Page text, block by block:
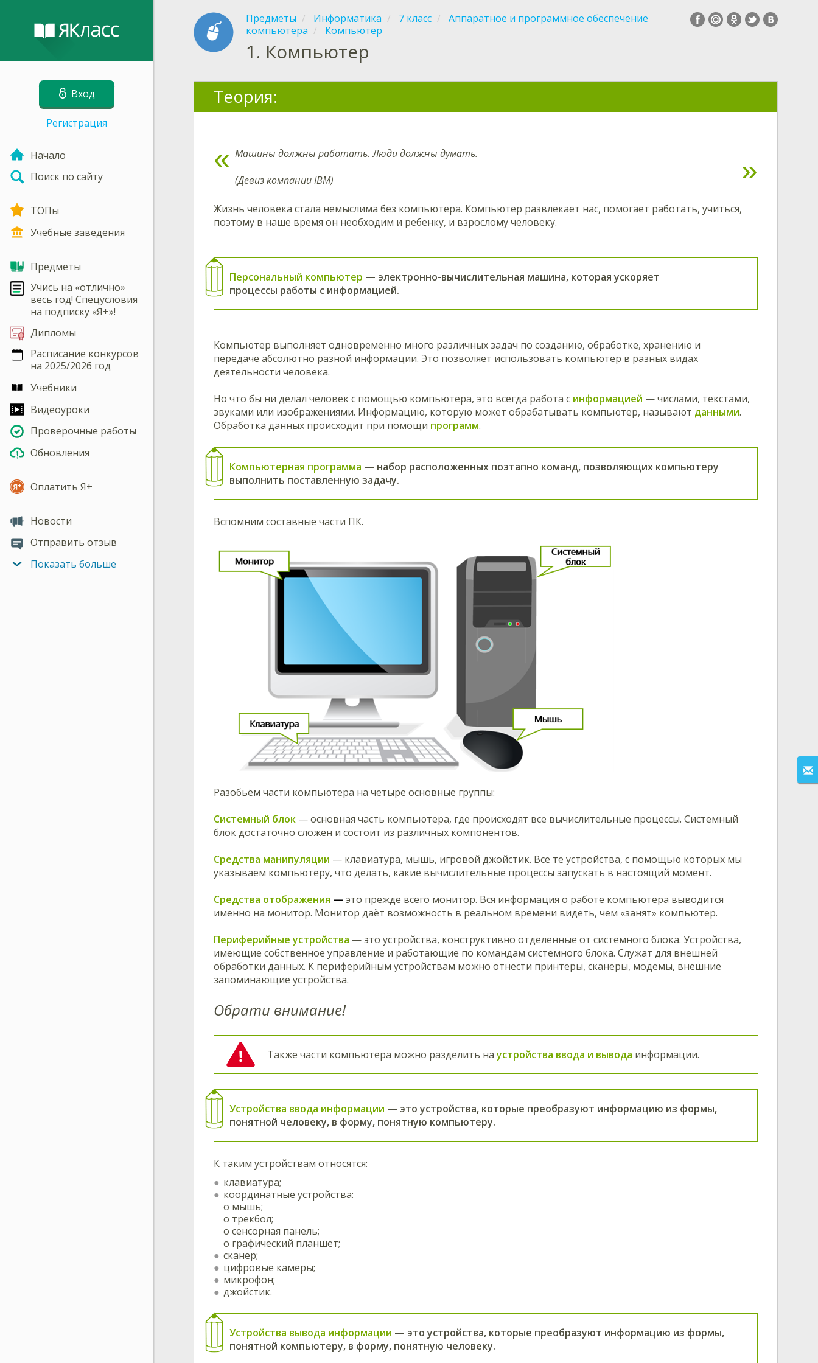
Вход
Регистрация
Начало
Поиск по сайту
ТОПы
Учебные заведения
Предметы
Учись на «отлично»
весь год! Спецусловия
на подписку «Я+»!
Дипломы
Расписание конкурсов
на 2025/2026 год
Учебники
Видеоуроки
Проверочные работы
Обновления
Оплатить Я+
Новости
Отправить отзыв
Показать больше
Предметы Информатика 7 класс
Аппаратное и программное обеспечение
компьютера
Компьютер
1. Компьютер
Теория:
Машины должны работать. Люди должны думать.
(Девиз компании IBM)
Жизнь человека стала немыслима без компьютера. Компьютер развлекает нас, помогает работать, учиться,
поэтому в наше время он необходим и ребенку, и взрослому человеку.
Персональный компьютер — электронно-вычислительная машина, которая ускоряет
процессы работы с информацией.
Компьютер выполняет одновременно много различных задач по созданию, обработке, хранению и
передаче абсолютно разной информации. Это позволяет использовать компьютер в разных видах
деятельности человека.
Но что бы ни делал человек с помощью компьютера, это всегда работа с информацией — числами, текстами,
звуками или изображениями. Информацию, которую может обрабатывать компьютер, называют данными.
Обработка данных происходит при помощи программ.
Компьютерная программа — набор расположенных поэтапно команд, позволяющих компьютеру
выполнить поставленную задачу.
Вспомним составные части ПК.
Разобьём части компьютера на четыре основные группы:
Системный блок — основная часть компьютера, где происходят все вычислительные процессы. Системный
блок достаточно сложен и состоит из различных компонентов.
Средства манипуляции — клавиатура, мышь, игровой джойстик. Все те устройства, с помощью которых мы
указываем компьютеру, что делать, какие вычислительные процессы запускать в настоящий момент.
Средства отображения — это прежде всего монитор. Вся информация о работе компьютера выводится
именно на монитор. Монитор даёт возможность в реальном времени видеть, чем «занят» компьютер.
Периферийные устройства — это устройства, конструктивно отделённые от системного блока. Устройства,
имеющие собственное управление и работающие по командам системного блока. Служат для внешней
обработки данных. К периферийным устройствам можно отнести принтеры, сканеры, модемы, внешние
запоминающие устройства.
Обрати внимание!
Также части компьютера можно разделить наустройства ввода и вывода информации.
Устройства ввода информации — это устройства, которые преобразуют информацию из формы,
понятной человеку, в форму, понятную компьютеру.
К таким устройствам относятся:
клавиатура;
координатные устройства:
o мышь;
o трекбол;
o сенсорная панель;
o графический планшет;
сканер;
цифровые камеры;
микрофон;
джойстик.
Устройства вывода информации — это устройства, которые преобразуют информацию из формы,
понятной компьютеру, в форму, понятную человеку.